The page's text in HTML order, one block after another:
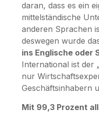
daran, dass es ein
mittelständische
anderen Sprachen
deswegen wurde
ins Englische oder
International ist der „
nur
Geschäftsinhabern
Mit 99,3 Prozent